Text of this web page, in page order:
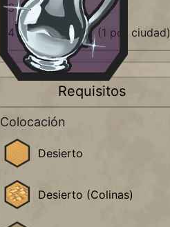
+3 Oro
+4 a Servicios
(1 por ciudad)
Requisitos
Colocación
Desierto
Desierto (Colinas)